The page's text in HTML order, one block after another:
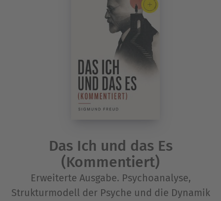
Das Ich und das Es
(Kommentiert)
Erweiterte Ausgabe. Psychoanalyse,
Strukturmodell der Psyche und die Dynamik